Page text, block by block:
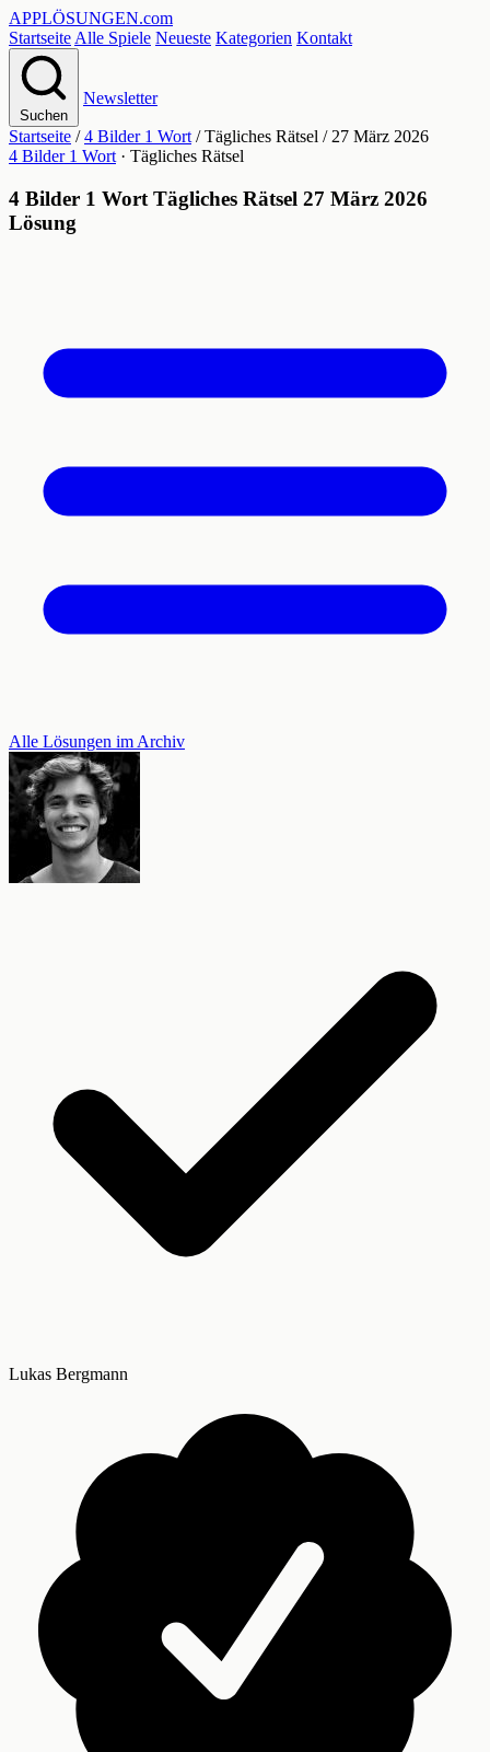
APPLÖSUNGEN.com
Startseite Alle Spiele Neueste Kategorien Kontakt
Suchen
Newsletter
Startseite / 4 Bilder 1 Wort / Tägliches Rätsel / 27 März 2026
4 Bilder 1 Wort · Tägliches Rätsel
4 Bilder 1 Wort Tägliches Rätsel 27 März 2026
Lösung
Alle Lösungen im Archiv
Lukas Bergmann